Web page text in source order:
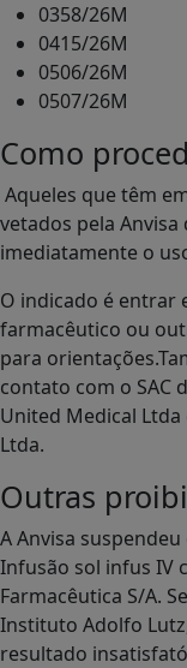
0358/26M
0415/26M
0506/26M
0507/26M
Como
Aqueles que têm
vetados pela
imediatamente o
O indicado é entrar
farmacêutico ou
para
contato com o SAC
United Medical
Ltda.
Outras
A Anvisa
Infusão sol infus IV
Farmacêutica S/A.
Instituto Adolfo
resultado